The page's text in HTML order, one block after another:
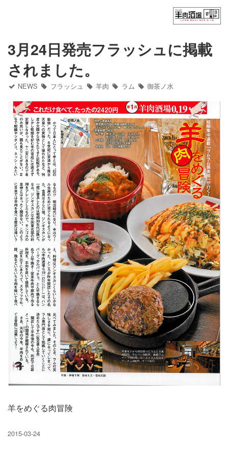
フード（ディナー）
ドリンク
御茶ノ水ワテラス店
チカマチラウンジ店
お問い合わせ
NEWS
3月24日発売フラッシュに掲載
されました。
NEWS フラッシュ 羊肉 ラム 御茶ノ水
羊をめぐる肉冒険
2015-03-24